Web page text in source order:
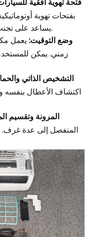
فتحة تهوية أفقية
بفتحات تهوية
يساعد على تجنب النفخ المباشر وتوزيع الهواء بالتساوي.
وضع التوقيت:يعمل
زمني. يمكن
التشخيص الذاتي
اكتشاف الأعطال بنفسه
المرونة وتقسيم
المنفصل إلى عدة